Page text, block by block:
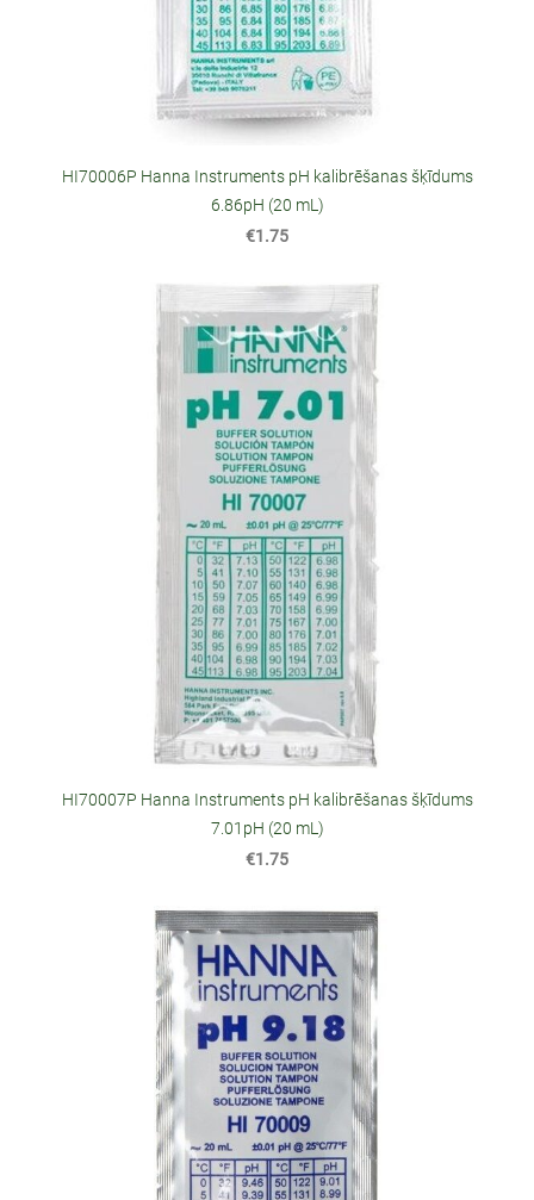
HI70006P Hanna Instruments pH kalibrēšanas šķīdums
6.86pH (20 mL)
€1.75
HI70007P Hanna Instruments pH kalibrēšanas šķīdums
7.01pH (20 mL)
€1.75